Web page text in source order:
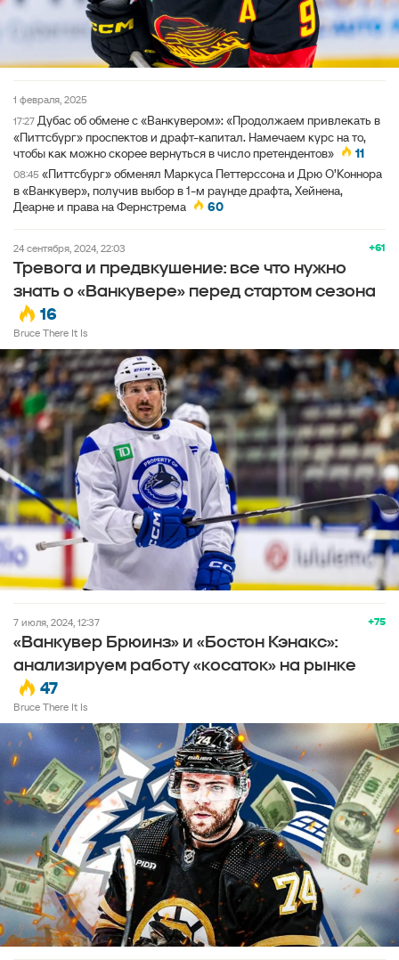
1 февраля, 2025
17:27 Дубас об обмене с «Ванкувером»: «Продолжаем привлекать в
«Питтсбург» проспектов и драфт-капитал. Намечаем курс на то,
чтобы как можно скорее вернуться в число претендентов»
11
08:45 «Питтсбург» обменял Маркуса Петтерссона и Дрю О’Коннора
в «Ванкувер», получив выбор в 1-м раунде драфта, Хейнена,
Деарне и права на Фернстрема
60
+61
24 сентября, 2024, 22:03
Тревога и предвкушение: все что нужно
знать о «Ванкувере» перед стартом сезона
16
Bruce There It Is
+75
7 июля, 2024, 12:37
«Ванкувер Брюинз» и «Бостон Кэнакс»:
анализируем работу «косаток» на рынке
47
Bruce There It Is